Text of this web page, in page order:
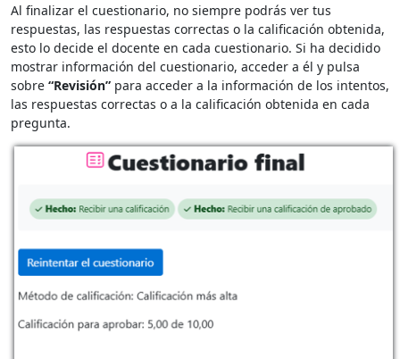
Al finalizar el cuestionario, no siempre podrás ver tus
respuestas, las respuestas correctas o la calificación obtenida,
esto lo decide el docente en cada cuestionario. Si ha decidido
mostrar información del cuestionario, acceder a él y pulsa
sobre “Revisión” para acceder a la información de los intentos,
las respuestas correctas o a la calificación obtenida en cada
pregunta.